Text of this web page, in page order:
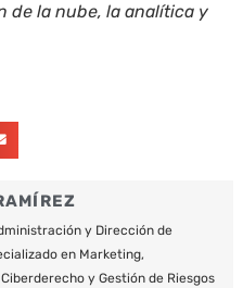
de la nube, la analítica y
y Dirección de
en Marketing,
y Gestión de Riesgos